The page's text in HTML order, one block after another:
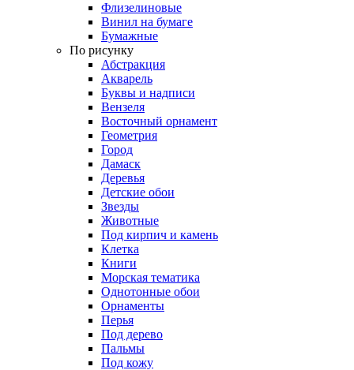
Флизелиновые
Винил на бумаге
Бумажные
По рисунку
Абстракция
Акварель
Буквы и надписи
Вензеля
Восточный орнамент
Геометрия
Город
Дамаск
Деревья
Детские обои
Звезды
Животные
Под кирпич и камень
Клетка
Книги
Морская тематика
Однотонные обои
Орнаменты
Перья
Под дерево
Пальмы
Под кожу